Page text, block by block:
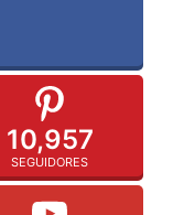
10,957
SEGUIDORES